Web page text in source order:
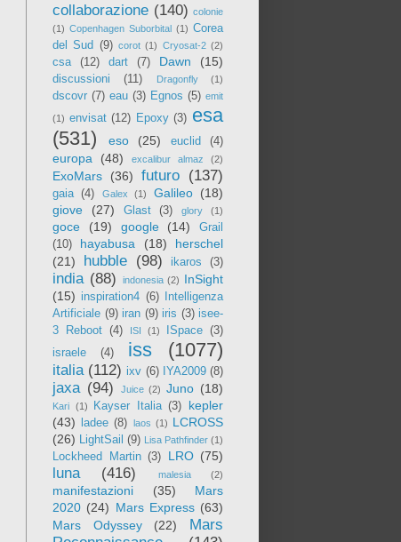
collaborazione (140) colonie
(1) Copenhagen Suborbital (1) Corea
del Sud (9) corot (1) Cryosat-2 (2)
csa (12) dart (7) Dawn (15)
discussioni (11) Dragonfly (1)
dscovr (7) eau (3) Egnos (5) emit
(1) envisat (12) Epoxy (3) esa
(531)
eso (25) euclid (4)
europa (48) excalibur almaz (2)
ExoMars (36) futuro (137)
gaia (4) Galex (1) Galileo (18)
giove
(27) Glast (3) glory (1)
goce (19) google (14)
Grail
(10)
hayabusa (18)
herschel
(21)
hubble (98) ikaros (3)
india (88) indonesia (2) InSight
(15) inspiration4 (6)
Intelligenza
Artificiale (9) iran (9) iris (3) isee-
3 Reboot (4) ISI (1) ISpace (3)
israele
(4) iss (1077)
italia (112) ixv (6) IYA2009 (8)
jaxa (94) Juice (2) Juno (18)
Kari (1) Kayser Italia (3)
kepler
(43)
ladee (8) laos (1) LCROSS
(26) LightSail (9) Lisa Pathfinder (1)
Lockheed Martin (3) LRO (75)
luna (416) malesia (2)
manifestazioni (35)
Mars
2020 (24) Mars Express (63)
Mars Odyssey
(22)
Mars